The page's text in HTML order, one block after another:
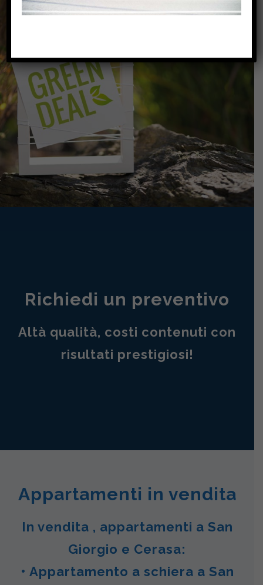
Richiedi un preventivo
Altà qualità, costi contenuti con
risultati prestigiosi!
Appartamenti in vendita
In vendita , appartamenti a San
Giorgio e Cerasa:
• Appartamento a schiera a San